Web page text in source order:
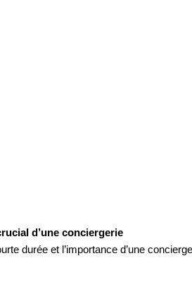
d’une conciergerie
durée et l’importance d’une